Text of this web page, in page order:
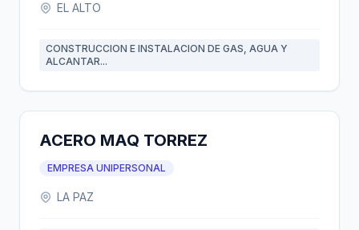
EL ALTO
CONSTRUCCION E INSTALACION DE GAS, AGUA Y
ALCANTAR...
ACERO MAQ TORREZ
EMPRESA UNIPERSONAL
LA PAZ